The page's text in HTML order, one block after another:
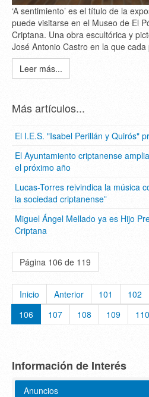
‘A sentimiento’ es el título de la
puede visitarse en el Museo de El
Criptana. Una obra escultórica y
José Antonio Castro en la que
Leer más...
Más artículos...
El I.E.S. "Isabel Perillán y Quirós"
El Ayuntamiento criptanense
el próximo año
Lucas-Torres reivindica la música
la sociedad criptanense”
Miguel Ángel Mellado ya es Hijo
Criptana
Página 106 de 119
Inicio Anterior 101 102
106
107 108 109 110
Información de Interés
Anuncios